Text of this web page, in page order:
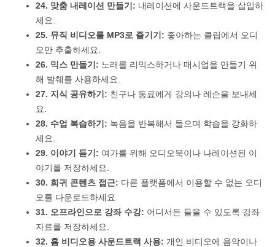
24. 맞춤 내레이션 만들기: 내레이션에 사운드트랙을 삽입하
세요.
25. 뮤직 비디오를 MP3로 즐기기: 좋아하는 클립에서 오디
오만 추출하세요.
26. 믹스 만들기: 노래를 리믹스하거나 매시업을 만들기 위
해 발췌를 사용하세요.
27. 지식 공유하기: 친구나 동료에게 강의나 레슨을 보내세
요.
28. 수업 복습하기: 녹음을 반복해서 들으며 학습을 강화하
세요.
29. 이야기 듣기: 여가를 위해 오디오북이나 나레이션된 이
야기를 저장하세요.
30. 희귀 콘텐츠 접근: 다른 플랫폼에서 이용할 수 없는 오디
오를 다운로드하세요.
31. 오프라인으로 강좌 수강: 어디서든 들을 수 있도록 강좌
자료를 저장하세요.
32. 홈 비디오용 사운드트랙 사용: 개인 비디오에 음악이나